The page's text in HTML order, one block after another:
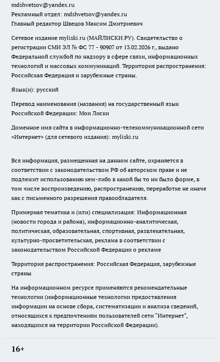
mdshvetsov@yandex.ru
Рекламный отдел: mdshvetsov@yandex.ru
Главный редактор Швецов Максим Дмитриевич
Сетевое издание myliski.ru (МАЙЛИСКИ.РУ). Свидетельство о
регистрации СМИ ЭЛ № ФС 77 - 90907 от 13.02.2026 г., выдано
Федеральной службой по надзору в сфере связи, информационных
технологий и массовых коммуникаций. Территория распространения:
Российская Федерация и зарубежные страны.
Язык(и): русский
Перевод наименования (названия) на государственный язык
Российской Федерации: Мои Лиски
Доменное имя сайта в информационно-телекоммуникационной сети
«Интернет» (для сетевого издания): myliski.ru
Вся информация, размещенная на данном сайте, охраняется в
соответствии с законодательством РФ об авторском праве и не
подлежит использованию кем-либо в какой бы то ни было форме, в
том числе воспроизведению, распространению, переработке не иначе
как с письменного разрешения правообладателя.
Примерная тематика и (или) специализация: Информационная
(новости города и района), информационно-аналитическая,
политическая, образовательная, спортивная, развлекательная,
культурно-просветительская, реклама в соответствии с
законодательством Российской Федерации о рекламе
Территория распространения: Российская Федерация, зарубежные
страны
На информационном ресурсе применяются рекомендательные
технологии (информационные технологии предоставления
информации на основе сбора, систематизации и анализа сведений,
относящихся к предпочтениям пользователей сети "Интернет",
находящихся на территории Российской Федерации).
16+